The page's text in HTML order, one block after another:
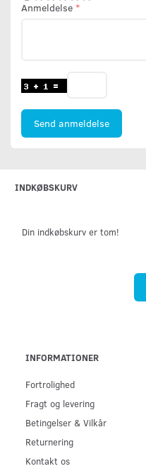
Anmeldelse
Send anmeldelse
INDKØBSKURV
Din indkøbskurv er tom!
INFORMATIONER
Fortrolighed
Fragt og levering
Betingelser & Vilkår
Returnering
Kontakt os